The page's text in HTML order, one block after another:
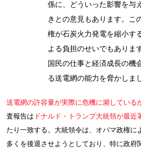
係に、どういった影響を与
きとの意見もあります。こ
権が石炭火力発電を縮小す
よる負担のせいでもありま
国民の仕事と経済成長の機
る送電網の能力を脅かしま
送電網の許容量が実際に危機に瀕している
査報告は ドナルド・トランプ大統領が最近
たり一致する。大統領令は、オバマ政権に
多くを後退させようとしており、特に政府